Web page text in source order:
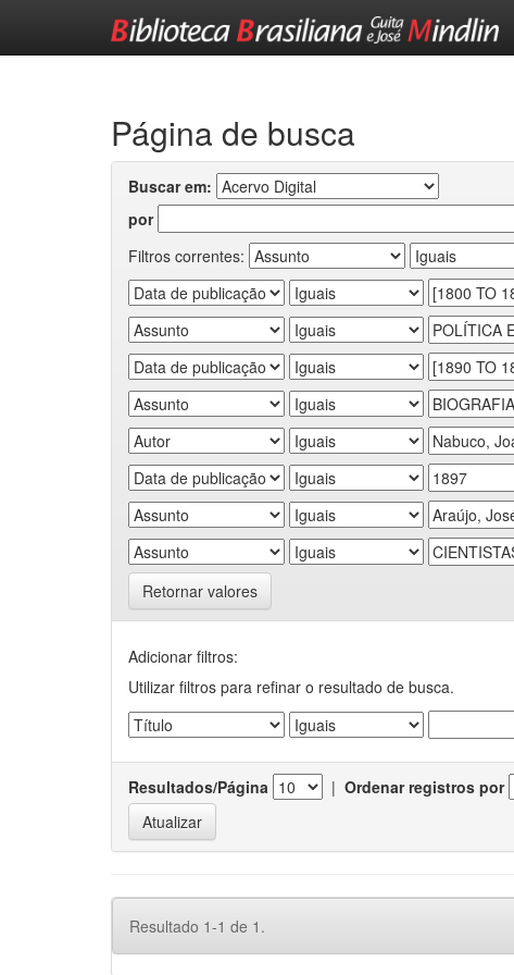
Página de busca
Buscar em:
por
Filtros correntes:
Retornar valores
Adicionar filtros:
Utilizar filtros para refinar o resultado de busca.
Resultados/Página | Ordenar registros por
Resultado 1-1 de 1.